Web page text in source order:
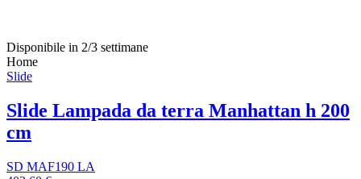
Disponibile in 2/3 settimane
Home
Slide
Slide Lampada da terra Manhattan h 200
cm
SD MAF190 LA